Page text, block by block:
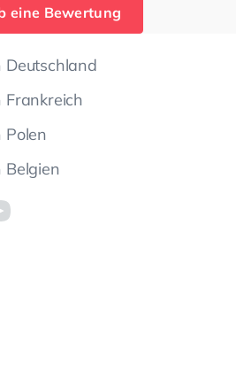
eine Bewertung
Deutschland
Frankreich
Polen
Belgien